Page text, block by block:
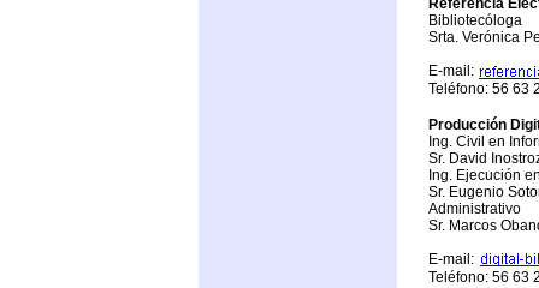
Referencia
Bibliotecóloga
Srta. Verónica
E-mail:
Teléfono: 56 63
Producción
Ing. Civil en
Sr. David
Ing. Ejecución
Sr. Eugenio
Administrativo
Sr. Marcos
E-mail:
Teléfono: 56 63